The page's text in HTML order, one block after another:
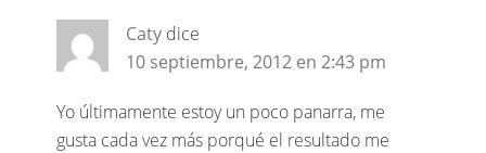
Caty dice
10 septiembre, 2012 en 2:43 pm
Yo últimamente estoy un poco panarra, me
gusta cada vez más porqué el resultado me